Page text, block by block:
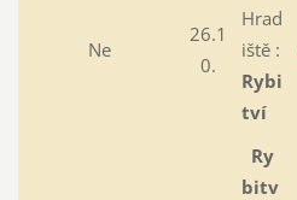
Ne
26.1
0.
Hrad
iště :
Rybi
tví
Ry
bitv